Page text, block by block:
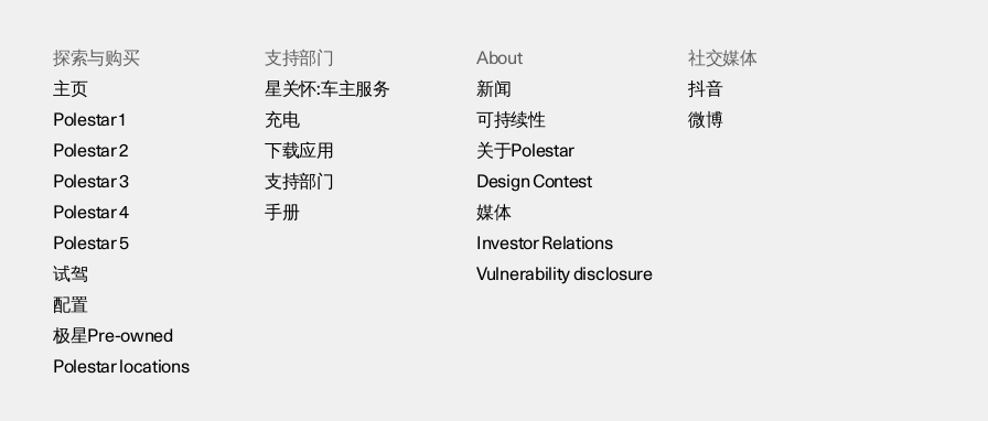
探索与购买
主页
Polestar 1
Polestar 2
Polestar 3
Polestar 4
Polestar 5
试驾
配置
极星Pre-owned
Polestar locations
支持部门
星关怀:车主服务
充电
下载应用
支持部门
手册
About
新闻
可持续性
关于Polestar
Design Contest
媒体
Investor Relations
Vulnerability disclosure
社交媒体
抖音
微博